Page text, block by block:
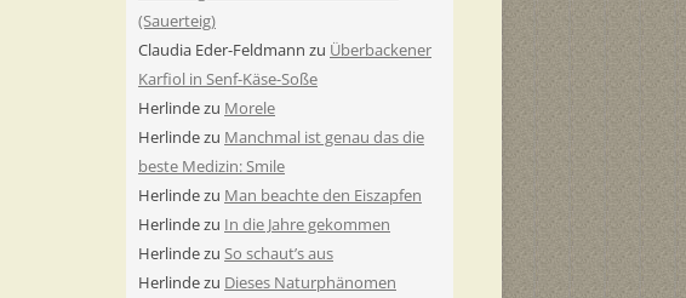
(Sauerteig)
Claudia Eder-Feldmann zu Überbackener
Karfiol in Senf-Käse-Soße
Herlindezu Morele
Herlindezu Manchmal ist genau das die
beste Medizin: Smile
Herlindezu Man beachte den Eiszapfen
Herlindezu In die Jahre gekommen
Herlindezu So schaut’s aus
Herlindezu Dieses Naturphänomen